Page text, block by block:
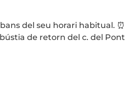
del seu horari habitual. ⏰
de retorn del c. del Pont